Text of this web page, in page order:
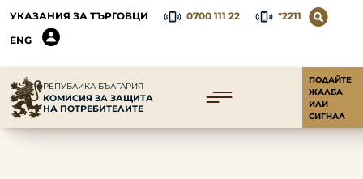
УКАЗАНИЯ ЗА ТЪРГОВЦИ 0700 111 22
*2211
ENG
РЕПУБЛИКА БЪЛГАРИЯ
КОМИСИЯ ЗА ЗАЩИТА
НА ПОТРЕБИТЕЛИТЕ
ПОДАЙТЕ
ЖАЛБА
ИЛИ
СИГНАЛ